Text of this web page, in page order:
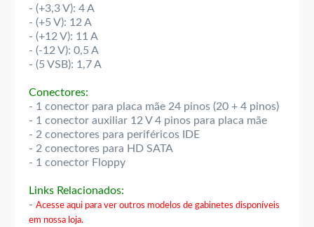
- (+3,3 V): 4 A
- (+5 V): 12 A
- (+12 V): 11 A
- (-12 V): 0,5 A
- (5 VSB): 1,7 A
Conectores:
- 1 conector para placa mãe 24 pinos (20 + 4 pinos)
- 1 conector auxiliar 12 V 4 pinos para placa mãe
- 2 conectores para periféricos IDE
- 2 conectores para HD SATA
- 1 conector Floppy
Links Relacionados:
- Acesse aqui para ver outros modelos de gabinetes disponíveis
em nossa loja.